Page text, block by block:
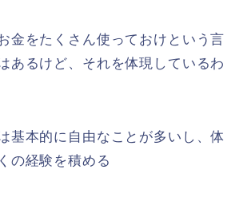
金をたくさん使っておけという言
あるけど、それを体現しているわ
基本的に自由なことが多いし、体
の経験を積める